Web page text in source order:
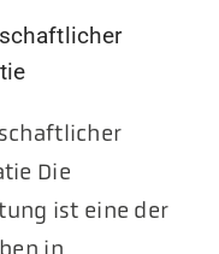
Die
ist eine der
in